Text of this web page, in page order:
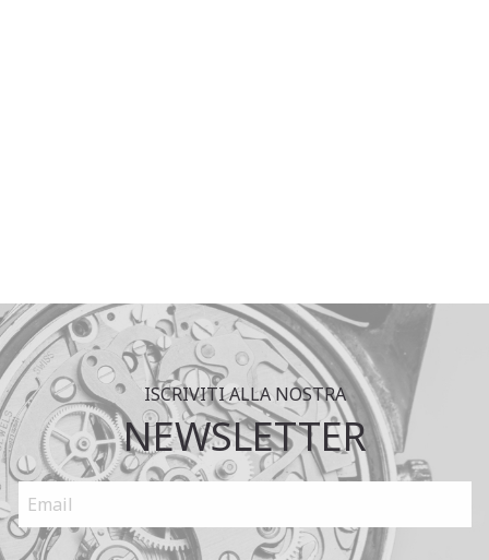
ISCRIVITI ALLA NOSTRA
NEWSLETTER